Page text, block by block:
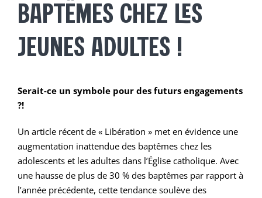
BAPTÊMES CHEZ LES
JEUNES ADULTES !
Serait-ce un symbole pour des futurs engagements
?!
Un article récent de « Libération » met en évidence une
augmentation inattendue des baptêmes chez les
adolescents et les adultes dans l’Église catholique. Avec
une hausse de plus de 30 % des baptêmes par rapport à
l’année précédente, cette tendance soulève des